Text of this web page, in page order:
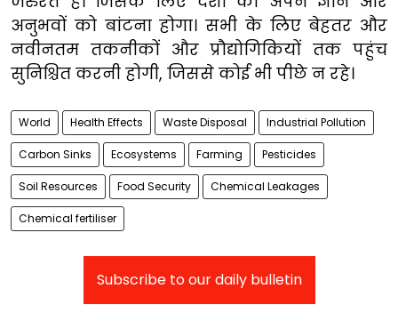
अनुभवों को बांटना होगा। सभी के लिए बेहतर और
नवीनतम तकनीकों और प्रौद्योगिकियों तक पहुंच
सुनिश्चित करनी होगी, जिससे कोई भी पीछे न रहे।
World Health Effects Waste Disposal Industrial Pollution
Carbon Sinks Ecosystems Farming Pesticides
Soil Resources Food Security Chemical Leakages
Chemical fertiliser
Subscribe to our daily bulletin